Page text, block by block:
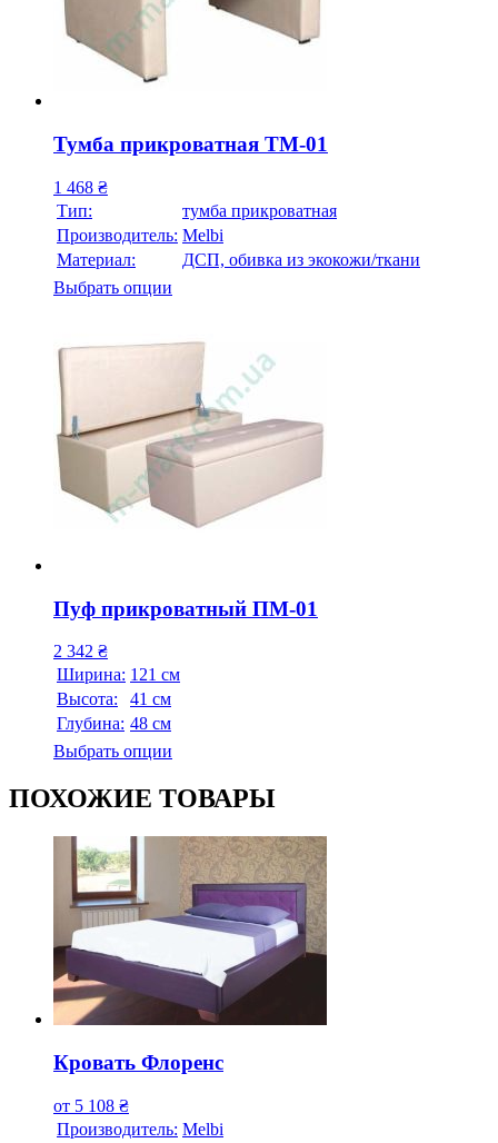
Тумба прикроватная ТМ-01
1 468 ₴
Тип:
тумба прикроватная
Производитель: Melbi
Материал:
ДСП, обивка из экокожи/ткани
Выбрать опции
Пуф прикроватный ПМ-01
2 342 ₴
Ширина: 121 см
Высота:
41 см
Глубина: 48 см
Выбрать опции
ПОХОЖИЕ ТОВАРЫ
Кровать Флоренс
от 5 108 ₴
Производитель: Melbi